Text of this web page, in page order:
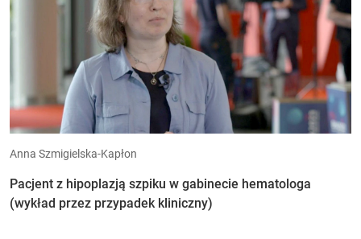
Anna Szmigielska-Kapłon
Pacjent z hipoplazją szpiku w gabinecie hematologa
(wykład przez przypadek kliniczny)